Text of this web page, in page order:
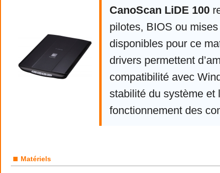
CanoScan LiDE 100
pilotes, BIOS ou
disponibles pour ce
drivers permettent
compatibilité avec
stabilité du système et
fonctionnement des
■ Matériels